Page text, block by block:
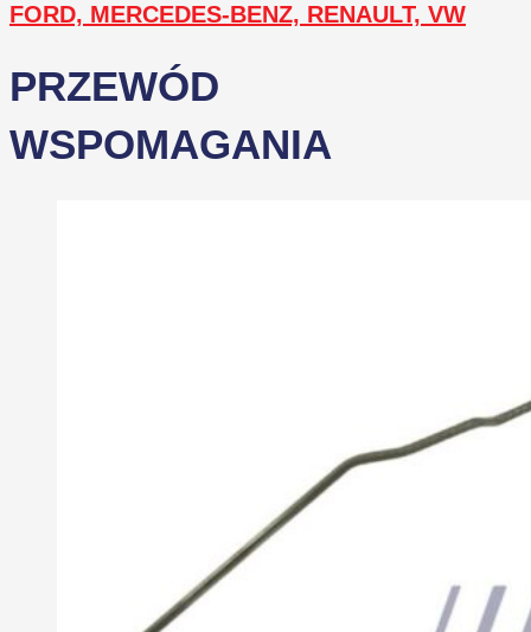
FORD, MERCEDES-BENZ, RENAULT, VW
PRZEWÓD
WSPOMAGANIA